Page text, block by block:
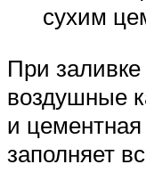
сухим
При заливке
воздушные
и
заполняет